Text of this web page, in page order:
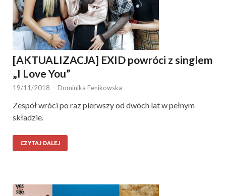
[AKTUALIZACJA] EXID powróci z singlem
„I Love You”
19/11/2018 - Dominika Fenikowska
Zespół wróci po raz pierwszy od dwóch lat w pełnym
składzie.
CZYTAJ DALEJ